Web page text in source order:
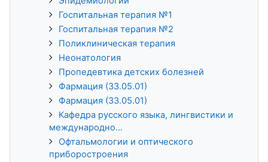
Госпитальная терапия №1
Госпитальная терапия №2
Поликлиническая терапия
Неонатология
Пропедевтика детских болезней
Фармация (33.05.01)
Фармация (33.05.01)
Кафедра русского языка, лингвистики и
международно...
Офтальмологии и оптического
приборостроения